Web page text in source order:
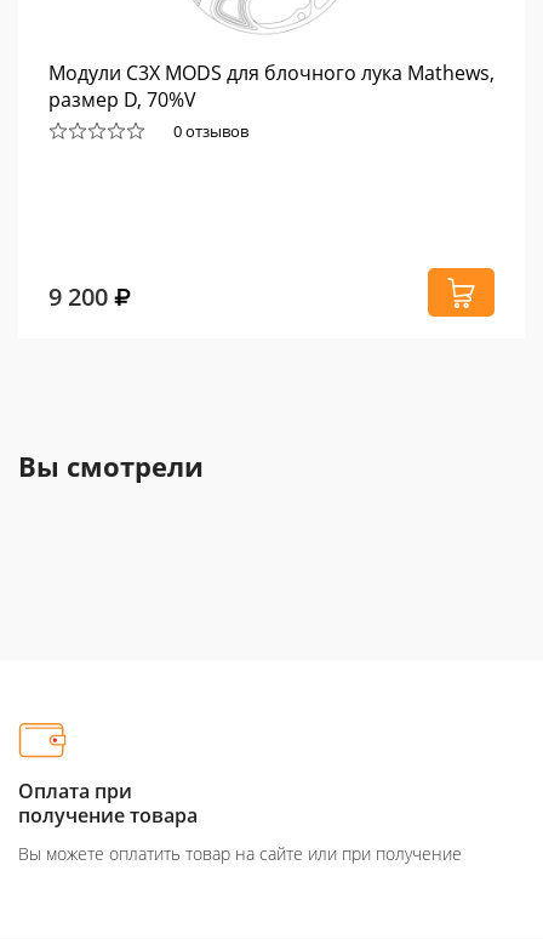
Модули C3X MODS для блочного лука Mathews,
размер D, 70%V
0 отзывов
9 200
Вы смотрели
Оплата при
получение товара
Вы можете оплатить товар на сайте или при получение